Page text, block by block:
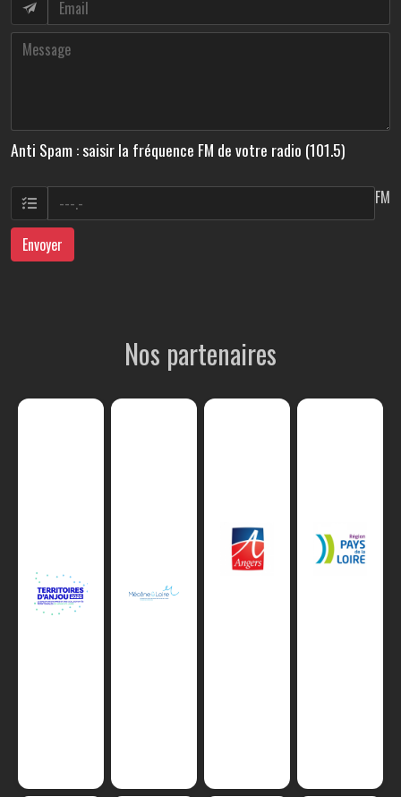
Anti Spam : saisir la fréquence FM de votre radio (101.5)
FM
Envoyer
Nos partenaires